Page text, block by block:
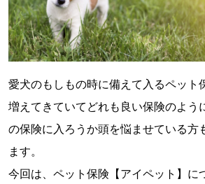
愛犬のもしもの時に備えて入るペット
増えてきていてどれも良い保険のよう
の保険に入ろうか頭を悩ませている方
ます。
今回は、ペット保険【アイペット】に